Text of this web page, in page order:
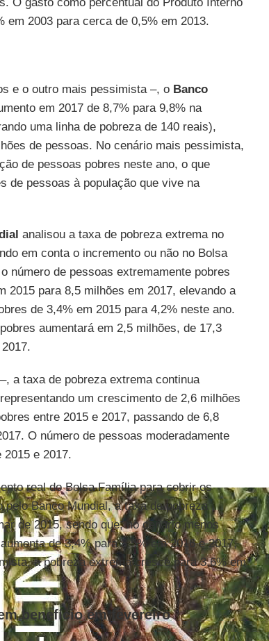
em 2003 para cerca de 0,5% em 2013.
e o outro mais pessimista –, oBanco
em 2017 de 8,7% para 9,8% na
uma linha de pobreza de 140 reais),
de pessoas. No cenário mais pessimista,
de pessoas pobres neste ano, o que
de pessoas à população que vive na
analisou a taxa de pobreza extrema no
em conta o incremento ou não no Bolsa
número de pessoas extremamente pobres
2015 para 8,5 milhões em 2017, elevando a
de 3,4% em 2015 para 4,2% neste ano.
aumentará em 2,5 milhões, de 17,3
a taxa de pobreza extrema continua
um crescimento de 2,6 milhões
entre 2015 e 2017, passando de 6,8
O número de pessoas moderadamente
e 2017.
real do Bolsa Família para cobrir os
Banco Mundial, a taxa de pobreza
de 2015, sendo que, no cenário menos
de 3,4% para 3,5% em 2016 e 2017,
a pobreza extrema cresce para 3,6% em
benefício em fevereiro